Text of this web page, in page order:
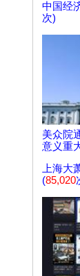
中国经
次)
美众院
意义重
上海大
(85,020